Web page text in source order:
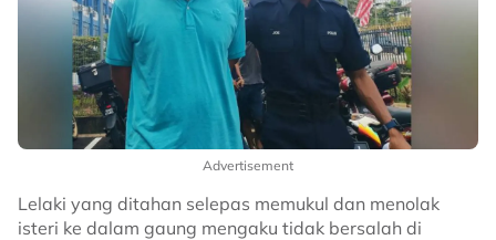
Advertisement
Lelaki yang ditahan selepas memukul dan menolak
isteri ke dalam gaung mengaku tidak bersalah di